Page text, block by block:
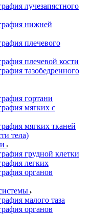
лучезапястного
нижней
плечевого
плечевой кости
тазобедренного
гортани
мягких с
мягких тканей
тела)
грудной клетки
легких
органов
малого таза
органов